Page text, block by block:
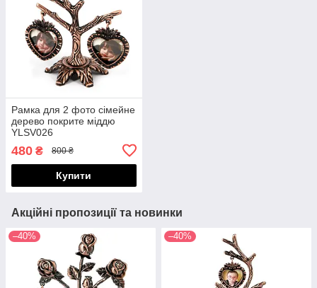
Рамка для 2 фото сімейне
дерево покрите міддю
YLSV026
480 ₴ 800 ₴
Купити
Акційні пропозиції та новинки
–40% –40%